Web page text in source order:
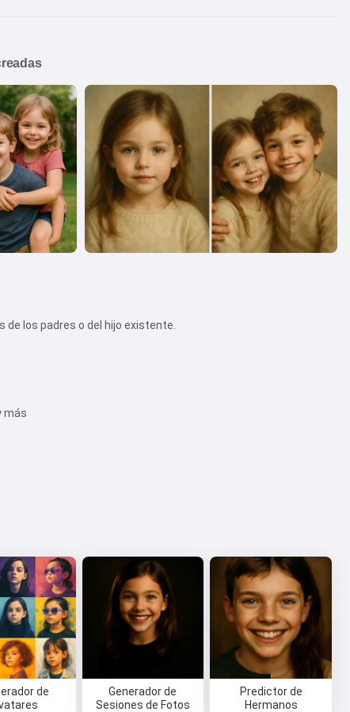
los padres o del hijo existente.
más
de
Generador de
Sesiones de Fotos
Predictor de
Hermanos